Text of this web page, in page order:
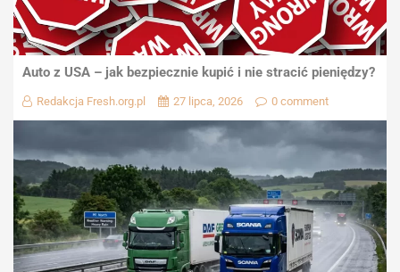
Auto z USA – jak bezpiecznie kupić i nie stracić pieniędzy?
Redakcja Fresh.org.pl 27 lipca, 2026 0 comment